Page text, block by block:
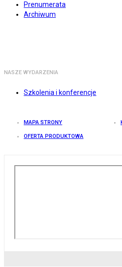
Prenumerata
Archiwum
NASZE WYDARZENIA
Szkolenia i konferencje
MAPA STRONY
OFERTA PRODUKTOWA